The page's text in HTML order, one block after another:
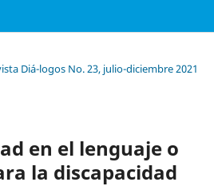
Diá-logos No. 23, julio-diciembre 2021
en el lenguaje o
la discapacidad